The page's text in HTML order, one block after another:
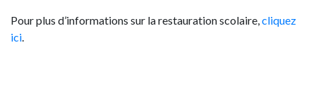
Pour plus d’informations sur la restauration scolaire,cliquez
ici.